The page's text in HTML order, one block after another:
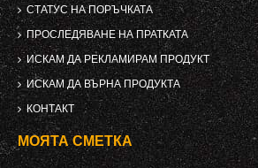
СТАТУС НА ПОРЪЧКАТА
ПРОСЛЕДЯВАНЕ НА ПРАТКАТА
ИСКАМ ДА РЕКЛАМИРАМ ПРОДУКТ
ИСКАМ ДА ВЪРНА ПРОДУКТА
КОНТАКТ
МОЯТА СМЕТКА